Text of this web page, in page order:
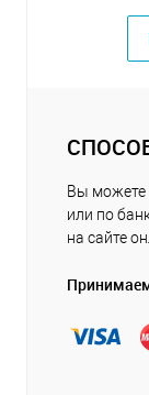
Вы можете
или по
на сайте